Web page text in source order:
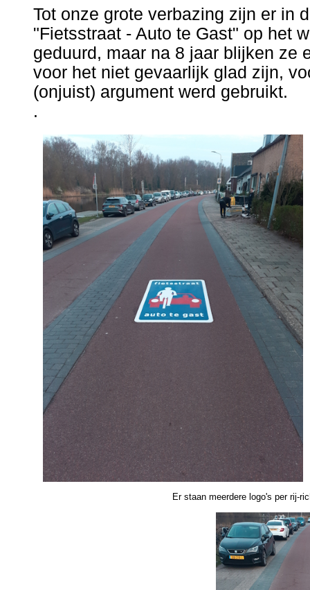
Tot onze grote verbazing zijn er in
"Fietsstraat - Auto te Gast" op het
geduurd, maar na 8 jaar blijken ze
voor het niet gevaarlijk glad zijn,
(onjuist) argument werd gebruikt.
.
Er staan meerdere logo's per rij-